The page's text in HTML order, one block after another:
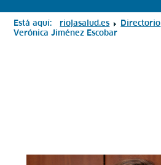
Está aquí: riojasalud.es
Directorio
Verónica Jiménez Escobar